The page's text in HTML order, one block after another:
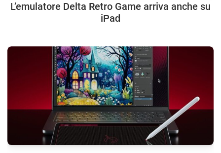
L’emulatore Delta Retro Game arriva anche su
iPad